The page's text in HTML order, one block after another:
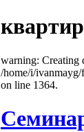
warning: Creating
/home/i/
on line 1364.